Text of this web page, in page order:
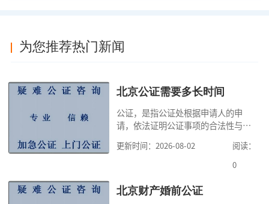
为您推荐热门新闻
北京公证需要多长时间
公证，是指公证处根据申请人的申
请，依法证明公证事项的合法性与真
高公证事项的效力，固定证据，但是
很多人不知道在北京办理公证需要多
家，办理公证的时候除了需要按照公
更新时间：2026-08-02
阅读：
0
北京财产婚前公证